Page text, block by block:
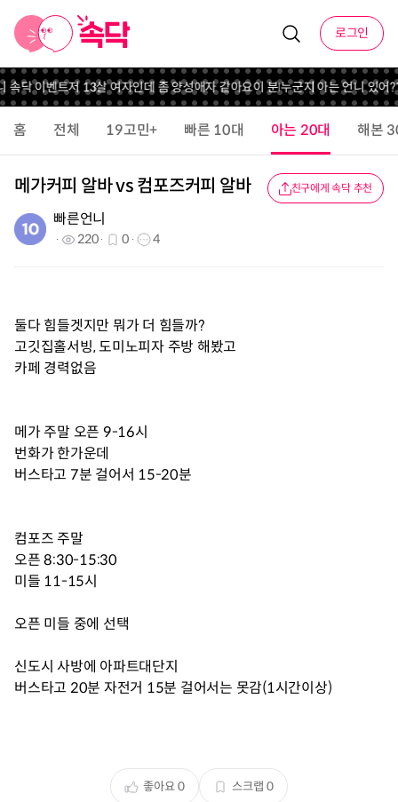
로그인
속닥 이벤트저 13살 여자인데 좀 양성애자 같아요이 분 누군지 아는 언니 있어??
홈 전체 19고민+ 빠른 10대 아는 20대 해본
메가커피 알바 vs 컴포즈커피 알바 친구에게 속닥 추천
빠른언니
220 0 4
둘다 힘들겟지만 뭐가 더 힘들까?
고깃집홀서빙, 도미노피자 주방 해봤고
카페 경력없음
메가 주말 오픈 9-16시
번화가 한가운데
버스타고 7분 걸어서 15-20분
컴포즈 주말
오픈 8:30-15:30
미들 11-15시
오픈 미들 중에 선택
신도시 사방에 아파트대단지
버스타고 20분 자전거 15분 걸어서는 못감(1시간이상)
좋아요0 스크랩 0